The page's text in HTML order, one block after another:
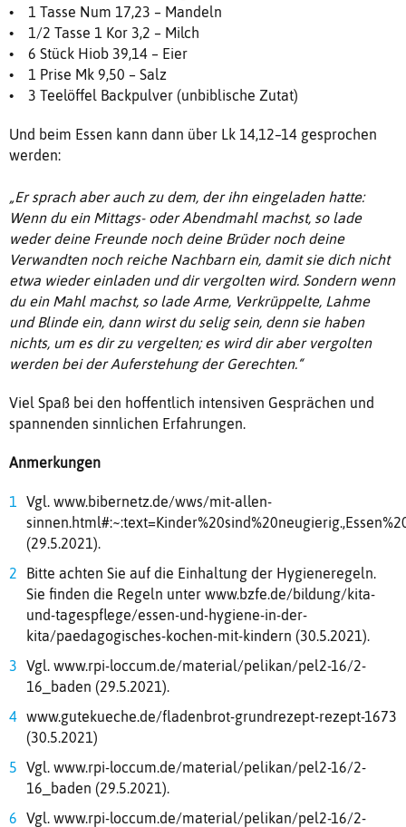
• 1 Tasse Num 17,23 – Mandeln
• 1/2 Tasse 1 Kor 3,2 – Milch
• 6 Stück Hiob 39,14 – Eier
• 1 Prise Mk 9,50 – Salz
• 3 Teelöffel Backpulver (unbiblische Zutat)
Und beim Essen kann dann über Lk 14,12–14 gesprochen
werden:
„Er sprach aber auch zu dem, der ihn eingeladen hatte:
Wenn du ein Mittags- oder Abendmahl machst, so lade
weder deine Freunde noch deine Brüder noch deine
Verwandten noch reiche Nachbarn ein, damit sie dich nicht
etwa wieder einladen und dir vergolten wird. Sondern wenn
du ein Mahl machst, so lade Arme, Verkrüppelte, Lahme
und Blinde ein, dann wirst du selig sein, denn sie haben
nichts, um es dir zu vergelten; es wird dir aber vergolten
werden bei der Auferstehung der Gerechten.“
Viel Spaß bei den hoffentlich intensiven Gesprächen und
spannenden sinnlichen Erfahrungen.
Anmerkungen
Vgl. www.bibernetz.de/wws/mit-allen-
(29.5.2021).
Bitte achten Sie auf die Einhaltung der Hygieneregeln.
Sie finden die Regeln unter www.bzfe.de/bildung/kita-
und-tagespflege/essen-und-hygiene-in-der-
kita/paedagogisches-kochen-mit-kindern (30.5.2021).
Vgl. www.rpi-loccum.de/material/pelikan/pel2-16/2-
16_baden (29.5.2021).
www.gutekueche.de/fladenbrot-grundrezept-rezept-1673
(30.5.2021)
Vgl. www.rpi-loccum.de/material/pelikan/pel2-16/2-
16_baden (29.5.2021).
Vgl. www.rpi-loccum.de/material/pelikan/pel2-16/2-